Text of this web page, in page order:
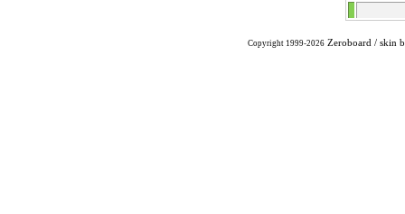
Copyright 1999-2026 Zeroboard / skin